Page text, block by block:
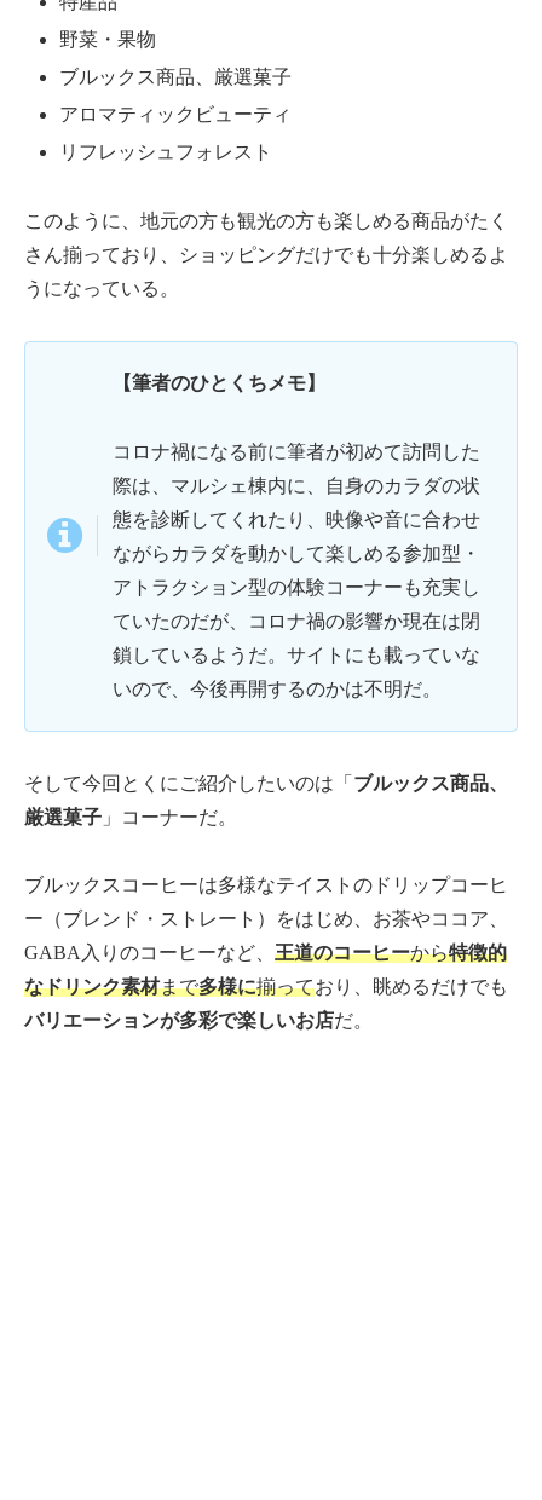
野菜・果物
ブルックス商品、厳選菓子
アロマティックビューティ
リフレッシュフォレスト
このように、地元の方も観光の方も楽しめる商品がたく
さん揃っており、ショッピングだけでも十分楽しめるよ
うになっている。
【筆者のひとくちメモ】
コロナ禍になる前に筆者が初めて訪問した
際は、マルシェ棟内に、自身のカラダの状
態を診断してくれたり、映像や音に合わせ
ながらカラダを動かして楽しめる参加型・
アトラクション型の体験コーナーも充実し
ていたのだが、コロナ禍の影響か現在は閉
鎖しているようだ。サイトにも載っていな
いので、今後再開するのかは不明だ。
そして今回とくにご紹介したいのは「 ブルックス商品、
厳選菓子 」コーナーだ。
ブルックスコーヒーは多様なテイストのドリップコーヒ
ー（ブレンド・ストレート）をはじめ、お茶やココア、
GABA入りのコーヒーなど、 王道のコーヒーから特徴的
なドリンク素材まで多様に揃っており、眺めるだけでも
バリエーションが多彩で楽しいお店だ。